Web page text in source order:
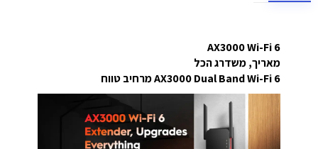
AX3000 Wi-Fi 6
מאריך, משדרג הכל
AX3000 Dual Band Wi-Fi 6 מרחיב טווח